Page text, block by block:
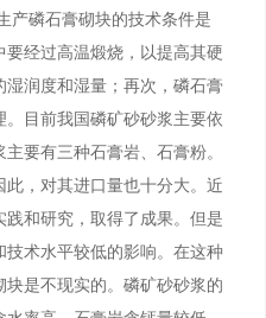
产磷石膏砌块的技术条件是
经过高温煅烧，以提高其硬
润度和湿量；再次，磷石膏
目前我国磷矿砂砂浆主要依
要有三种石膏岩、石膏粉。
，对其进口量也十分大。近
和研究，取得了成果。但是
术水平较低的影响。在这种
是不现实的。磷矿砂砂浆的